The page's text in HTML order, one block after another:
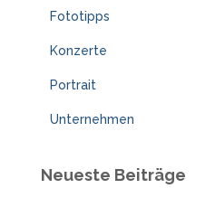
Fototipps
Konzerte
Portrait
Unternehmen
Neueste Beiträge